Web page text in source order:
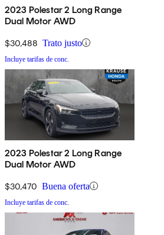
2023 Polestar 2 Long Range
Dual Motor AWD
$30,488 Trato justo
Incluye tarifas de conc.
2023 Polestar 2 Long Range
Dual Motor AWD
$30,470 Buena oferta
Incluye tarifas de conc.